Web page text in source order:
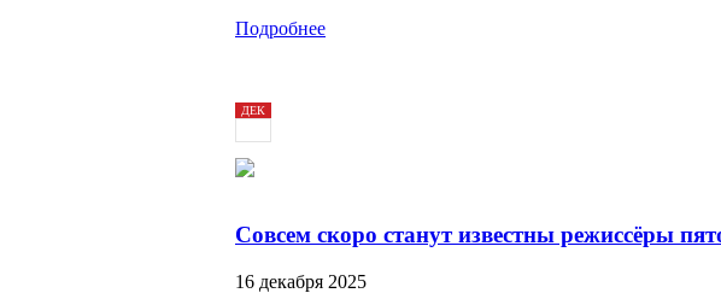
Подробнее
ДЕК
Совсем скоро станут известны режиссёры
16 декабря 2025